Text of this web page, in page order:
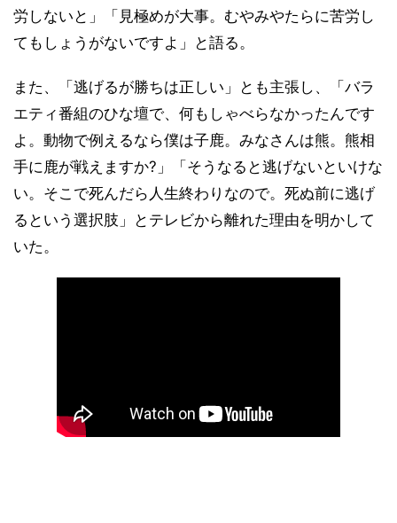
労しないと」「見極めが大事。むやみやたらに苦労し
てもしょうがないですよ」と語る。
また、「逃げるが勝ちは正しい」とも主張し、「バラ
エティ番組のひな壇で、何もしゃべらなかったんです
よ。動物で例えるなら僕は子鹿。みなさんは熊。熊相
手に鹿が戦えますか?」「そうなると逃げないといけな
い。そこで死んだら人生終わりなので。死ぬ前に逃げ
るという選択肢」とテレビから離れた理由を明かして
いた。